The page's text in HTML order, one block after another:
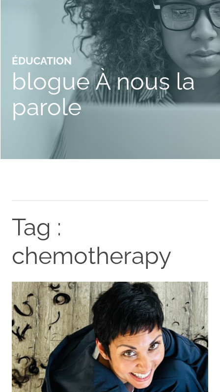
ÉDUCATION
blogue À nous la
parole
Tag :
chemotherapy